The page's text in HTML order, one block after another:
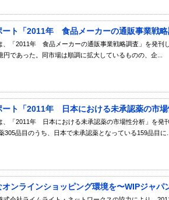
ート「2011年 食品メーカーの通販事業
、「2011年 食品メーカーの通販事業戦略調査」を発刊
であった。同市場は順調に拡大しているものの、企...
ート「2011年 日本における未承認薬の市
、「2011年 日本における未承認薬の市場性分析」を発
305品目のうち、日本で未承認薬となっている159品目に
ンラインショッピング環境を〜WIPジャパ